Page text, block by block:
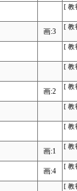
[ 教
画:3
[ 教
[ 教
[ 教
画:2
[ 教
[ 教
[ 教
画:1
[ 教
画:4
[ 教
[ 教